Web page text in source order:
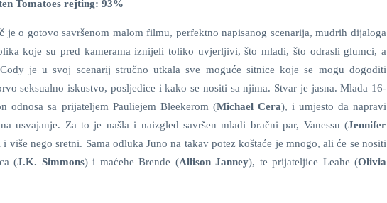
Tomatoes rejting: 93%
je o gotovo savršenom malom filmu, perfektno napisanog scenarija, mudrih dijaloga
koje su pred kamerama iznijeli toliko uvjerljivi, što mladi, što odrasli glumci, a
je u svoj scenarij stručno utkala sve moguće sitnice koje se mogu dogoditi
seksualno iskustvo, posljedice i kako se nositi sa njima. Stvar je jasna. Mlada 16-
odnosa sa prijateljem Pauliejem Bleekerom (Michael Cera), i umjesto da napravi
usvajanje. Za to je našla i naizgled savršen mladi bračni par, Vanessu (Jennifer
više nego sretni. Sama odluka Juno na takav potez koštaće je mnogo, ali će se nositi
(J.K. Simmons) i maćehe Brende (Allison Janney), te prijateljice Leahe (Olivia